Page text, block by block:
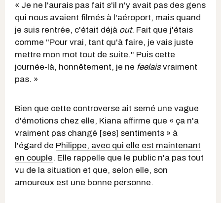
« Je ne l'aurais pas fait s'il n'y avait pas des gens
qui nous avaient filmés à l'aéroport, mais quand
je suis rentrée, c'était déjà out. Fait que j'étais
comme "Pour vrai, tant qu'à faire, je vais juste
mettre mon mot tout de suite." Puis cette
journée-là, honnêtement, je ne feelaisvraiment
pas. »
Bien que cette controverse ait semé une vague
d'émotions chez elle, Kiana affirme que « ça n'a
vraiment pas changé [ses] sentiments » à
l'égard de Philippe, avec qui elle est maintenant
en couple. Elle rappelle que le public n'a pas tout
vu de la situation et que, selon elle, son
amoureux est une bonne personne.